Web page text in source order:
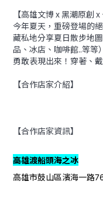
【高雄文博 x 黑潮原創
今年夏天，重磅登場的
藏私地分享夏日散步地
品、冰店、咖啡館..等等
勇敢表現出來！穿著、
【合作店家介紹】
【合作店家資訊】
高雄渡船頭海之冰
高雄市鼓山區濱海一路